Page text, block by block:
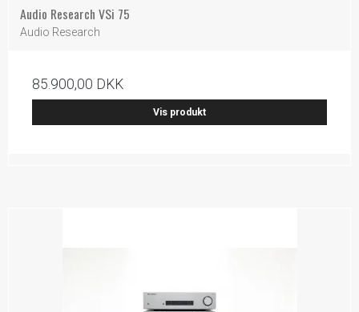
Audio Research VSi 75
Audio Research
85.900,00 DKK
Vis produkt